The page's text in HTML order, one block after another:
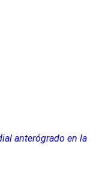
anterógrado en la